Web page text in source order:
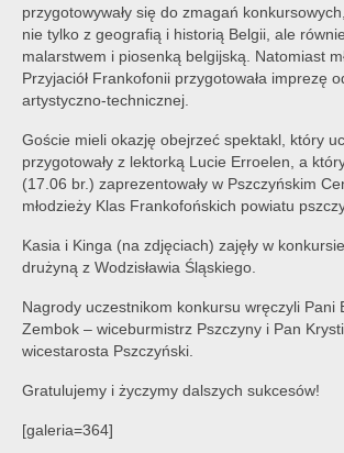
przygotowywały się do zmagań
nie tylko z geografią i historią Belgii, ale
malarstwem i piosenką belgijską. Natomiast
Przyjaciół Frankofonii przygotowała imprezę
artystyczno-technicznej.
Goście mieli okazję obejrzeć spektakl, który
przygotowały z lektorką Lucie Erroelen, a
(17.06 br.) zaprezentowały w Pszczyńskim
młodzieży Klas Frankofońskich powiatu
Kasia i Kinga (na zdjęciach) zajęły w
drużyną z Wodzisławia Śląskiego.
Nagrody uczestnikom konkursu wręczyli Pani
Zembok – wiceburmistrz Pszczyny i Pan
wicestarosta Pszczyński.
Gratulujemy i życzymy dalszych sukcesów!
[galeria=364]